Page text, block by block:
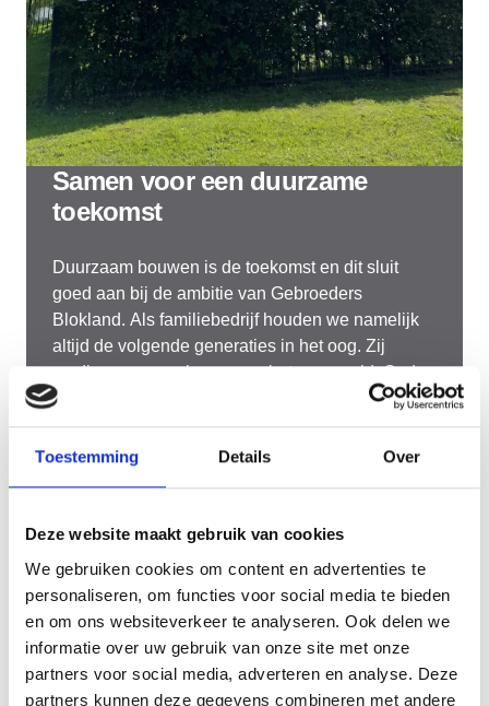
Toestemming Details Over
Deze website maakt gebruik van cookies
We gebruiken cookies om content en advertenties te
personaliseren, om functies voor social media te bieden
en om ons websiteverkeer te analyseren. Ook delen we
informatie over uw gebruik van onze site met onze
partners voor social media, adverteren en analyse. Deze
partners kunnen deze gegevens combineren met andere
Samen voor een duurzame
toekomst
Duurzaam bouwen is de toekomst en dit sluit
goed aan bij de ambitie van Gebroeders
Blokland. Als familiebedrijf houden we namelijk
altijd de volgende generaties in het oog. Zij
verdienen een schonere en betere wereld. Onder
andere het beperken van de CO2-uitstoot staat bij
onze organisatie dan ook hoog op de agenda.
Daarom gebruiken wij de CO2-prestatieladder